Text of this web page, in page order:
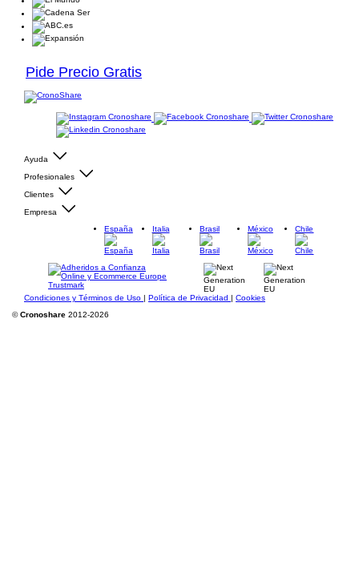
Pide Precio Gratis
Ayuda
Profesionales
Clientes
Empresa
España
Italia Brasil México Chile
Condiciones y Términos de Uso | Política de Privacidad | Cookies
©Cronoshare 2012-2026